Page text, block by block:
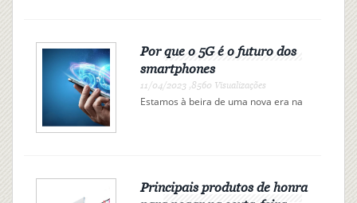
Por que o 5G é o futuro dos
smartphones
11/04/2023 ,8560 Visualizações
Estamos à beira de uma nova era na
velocidades máximas de...
Principais produtos de honra